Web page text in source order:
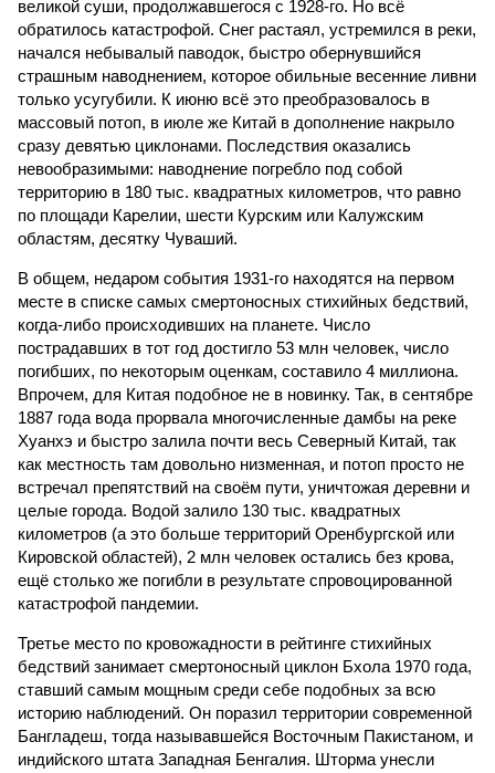
великой суши, продолжавшегося с 1928-го. Но всё
обратилось катастрофой. Снег растаял, устремился в реки,
начался небывалый паводок, быстро обернувшийся
страшным наводнением, которое обильные весенние ливни
только усугубили. К июню всё это преобразовалось в
массовый потоп, в июле же Китай в дополнение накрыло
сразу девятью циклонами. Последствия оказались
невообразимыми: наводнение погребло под собой
территорию в 180 тыс. квадратных километров, что равно
по площади Карелии, шести Курским или Калужским
областям, десятку Чуваший.
В общем, недаром события 1931-го находятся на первом
месте в списке самых смертоносных стихийных бедствий,
когда-либо происходивших на планете. Число
пострадавших в тот год достигло 53 млн человек, число
погибших, по некоторым оценкам, составило 4 миллиона.
Впрочем, для Китая подобное не в новинку. Так, в сентябре
1887 года вода прорвала многочисленные дамбы на реке
Хуанхэ и быстро залила почти весь Северный Китай, так
как местность там довольно низменная, и потоп просто не
встречал препятствий на своём пути, уничтожая деревни и
целые города. Водой залило 130 тыс. квадратных
километров (а это больше территорий Оренбургской или
Кировской областей), 2 млн человек остались без крова,
ещё столько же погибли в результате спровоцированной
катастрофой пандемии.
Третье место по кровожадности в рейтинге стихийных
бедствий занимает смертоносный циклон Бхола 1970 года,
ставший самым мощным среди себе подобных за всю
историю наблюдений. Он поразил территории современной
Бангладеш, тогда называвшейся Восточным Пакистаном, и
индийского штата Западная Бенгалия. Шторма унесли